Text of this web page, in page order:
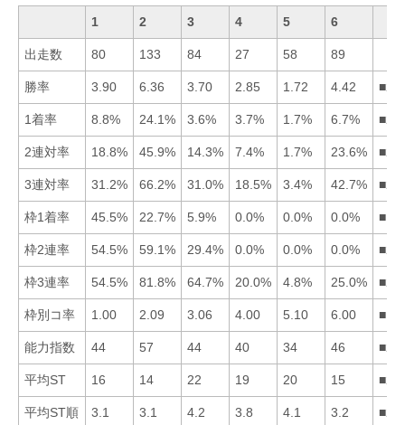
1 2 3 4 5 6
出走数 80 133 84 27 58 89
勝率 3.90 6.36 3.70 2.85 1.72 4.42
1着率 8.8% 24.1% 3.6% 3.7% 1.7% 6.7%
2連対率 18.8% 45.9% 14.3% 7.4% 1.7% 23.6%
3連対率 31.2% 66.2% 31.0% 18.5% 3.4% 42.7%
枠1着率 45.5% 22.7% 5.9% 0.0% 0.0% 0.0%
枠2連率 54.5% 59.1% 29.4% 0.0% 0.0% 0.0%
枠3連率 54.5% 81.8% 64.7% 20.0% 4.8% 25.0%
枠別コ率 1.00 2.09 3.06 4.00 5.10 6.00
能力指数 44 57 44 40 34 46
平均ST 16 14 22 19 20 15
平均ST順 3.1 3.1 4.2 3.8 4.1 3.2